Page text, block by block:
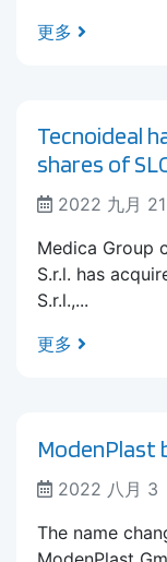
更多
Tecnoideal
shares of
2022 九月 21
Medica Group
S.r.l. has
S.r.l.,...
更多
ModenPlast
2022 八月 3
The name